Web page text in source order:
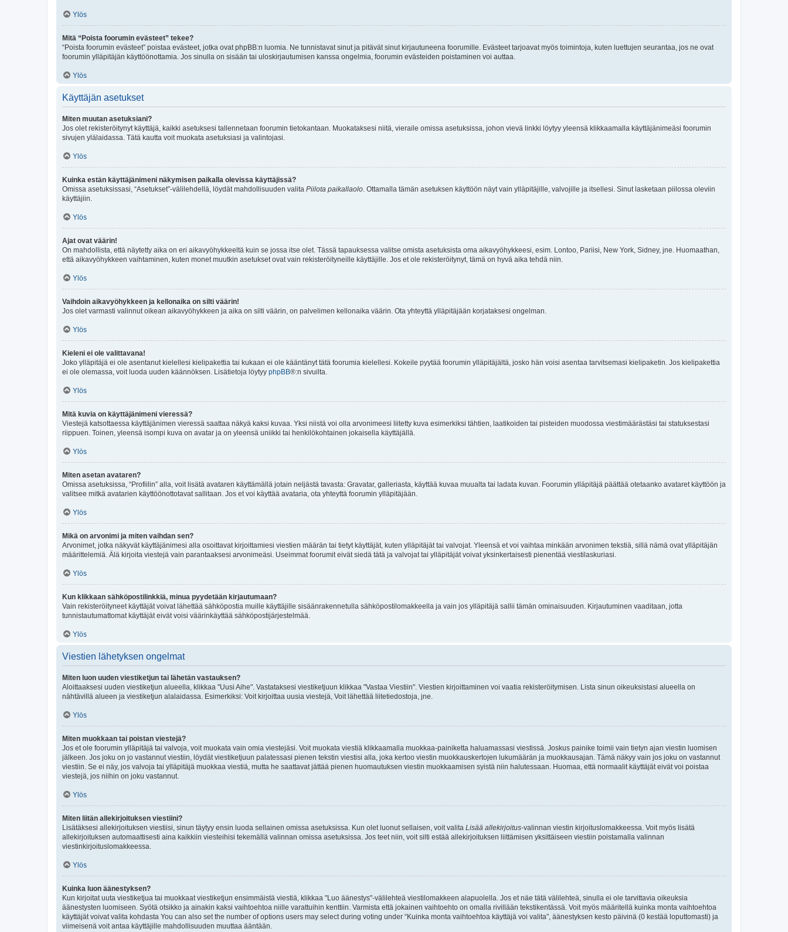
Ylös
Mitä “Poista foorumin evästeet” tekee?
“Poista foorumin evästeet” poistaa evästeet, jotka ovat phpBB:n luomia. Ne tunnistavat sinut ja pitävät sinut kirjautuneena foorumille. Evästeet tarjoavat myös toimintoja, kuten luettujen seurantaa, jos ne ovat
foorumin ylläpitäjän käyttöönottamia. Jos sinulla on sisään tai uloskirjautumisen kanssa ongelmia, foorumin evästeiden poistaminen voi auttaa.
Ylös
Käyttäjän asetukset
Miten muutan asetuksiani?
Jos olet rekisteröitynyt käyttäjä, kaikki asetuksesi tallennetaan foorumin tietokantaan. Muokataksesi niitä, vieraile omissa asetuksissa, johon vievä linkki löytyy yleensä klikkaamalla käyttäjänimeäsi foorumin
sivujen ylälaidassa. Tätä kautta voit muokata asetuksiasi ja valintojasi.
Ylös
Kuinka estän käyttäjänimeni näkymisen paikalla olevissa käyttäjissä?
Omissa asetuksissasi, “Asetukset”-välilehdellä, löydät mahdollisuuden valita Piilota paikallaolo. Ottamalla tämän asetuksen käyttöön näyt vain ylläpitäjille, valvojille ja itsellesi. Sinut lasketaan piilossa oleviin
käyttäjiin.
Ylös
Ajat ovat väärin!
On mahdollista, että näytetty aika on eri aikavyöhykkeeltä kuin se jossa itse olet. Tässä tapauksessa valitse omista asetuksista oma aikavyöhykkeesi, esim. Lontoo, Pariisi, New York, Sidney, jne. Huomaathan,
että aikavyöhykkeen vaihtaminen, kuten monet muutkin asetukset ovat vain rekisteröityneille käyttäjille. Jos et ole rekisteröitynyt, tämä on hyvä aika tehdä niin.
Ylös
Vaihdoin aikavyöhykkeen ja kellonaika on silti väärin!
Jos olet varmasti valinnut oikean aikavyöhykkeen ja aika on silti väärin, on palvelimen kellonaika väärin. Ota yhteyttä ylläpitäjään korjataksesi ongelman.
Ylös
Kieleni ei ole valittavana!
Joko ylläpitäjä ei ole asentanut kielellesi kielipakettia tai kukaan ei ole kääntänyt tätä foorumia kielellesi. Kokeile pyytää foorumin ylläpitäjältä, josko hän voisi asentaa tarvitsemasi kielipaketin. Jos kielipakettia
ei ole olemassa, voit luoda uuden käännöksen. Lisätietoja löytyy phpBB®:n sivuilta.
Ylös
Mitä kuvia on käyttäjänimeni vieressä?
Viestejä katsottaessa käyttäjänimen vieressä saattaa näkyä kaksi kuvaa. Yksi niistä voi olla arvonimeesi liitetty kuva esimerkiksi tähtien, laatikoiden tai pisteiden muodossa viestimäärästäsi tai statuksestasi
riippuen. Toinen, yleensä isompi kuva on avatar ja on yleensä uniikki tai henkilökohtainen jokaisella käyttäjällä.
Ylös
Miten asetan avataren?
Omissa asetuksissa, “Profiilin” alla, voit lisätä avataren käyttämällä jotain neljästä tavasta: Gravatar, galleriasta, käyttää kuvaa muualta tai ladata kuvan. Foorumin ylläpitäjä päättää otetaanko avataret käyttöön ja
valitsee mitkä avatarien käyttöönottotavat sallitaan. Jos et voi käyttää avataria, ota yhteyttä foorumin ylläpitäjään.
Ylös
Mikä on arvonimi ja miten vaihdan sen?
Arvonimet, jotka näkyvät käyttäjänimesi alla osoittavat kirjoittamiesi viestien määrän tai tietyt käyttäjät, kuten ylläpitäjät tai valvojat. Yleensä et voi vaihtaa minkään arvonimen tekstiä, sillä nämä ovat ylläpitäjän
määrittelemiä. Älä kirjoita viestejä vain parantaaksesi arvonimeäsi. Useimmat foorumit eivät siedä tätä ja valvojat tai ylläpitäjät voivat yksinkertaisesti pienentää viestilaskuriasi.
Ylös
Kun klikkaan sähköpostilinkkiä, minua pyydetään kirjautumaan?
Vain rekisteröityneet käyttäjät voivat lähettää sähköpostia muille käyttäjille sisäänrakennetulla sähköpostilomakkeella ja vain jos ylläpitäjä sallii tämän ominaisuuden. Kirjautuminen vaaditaan, jotta
tunnistautumattomat käyttäjät eivät voisi väärinkäyttää sähköpostijärjestelmää.
Ylös
Viestien lähetyksen ongelmat
Miten luon uuden viestiketjun tai lähetän vastauksen?
Aloittaaksesi uuden viestiketjun alueella, klikkaa "Uusi Aihe". Vastataksesi viestiketjuun klikkaa "Vastaa Viestiin". Viestien kirjoittaminen voi vaatia rekisteröitymisen. Lista sinun oikeuksistasi alueella on
nähtävillä alueen ja viestiketjun alalaidassa. Esimerkiksi: Voit kirjoittaa uusia viestejä, Voit lähettää liitetiedostoja, jne.
Ylös
Miten muokkaan tai poistan viestejä?
Jos et ole foorumin ylläpitäjä tai valvoja, voit muokata vain omia viestejäsi. Voit muokata viestiä klikkaamalla muokkaa-painiketta haluamassasi viestissä. Joskus painike toimii vain tietyn ajan viestin luomisen
jälkeen. Jos joku on jo vastannut viestiin, löydät viestiketjuun palatessasi pienen tekstin viestisi alla, joka kertoo viestin muokkauskertojen lukumäärän ja muokkausajan. Tämä näkyy vain jos joku on vastannut
viestiin. Se ei näy, jos valvoja tai ylläpitäjä muokkaa viestiä, mutta he saattavat jättää pienen huomautuksen viestin muokkaamisen syistä niin halutessaan. Huomaa, että normaalit käyttäjät eivät voi poistaa
viestejä, jos niihin on joku vastannut.
Ylös
Miten liitän allekirjoituksen viestiini?
Lisätäksesi allekirjoituksen viestiisi, sinun täytyy ensin luoda sellainen omissa asetuksissa. Kun olet luonut sellaisen, voit valita Lisää allekirjoitus-valinnan viestin kirjoituslomakkeessa. Voit myös lisätä
allekirjoituksen automaattisesti aina kaikkiin viesteihisi tekemällä valinnan omissa asetuksissa. Jos teet niin, voit silti estää allekirjoituksen liittämisen yksittäiseen viestiin poistamalla valinnan
viestinkirjoituslomakkeessa.
Ylös
Kuinka luon äänestyksen?
Kun kirjoitat uuta viestiketjua tai muokkaat viestiketjun ensimmäistä viestiä, klikkaa "Luo äänestys"-välilehteä viestilomakkeen alapuolella. Jos et näe tätä välilehteä, sinulla ei ole tarvittavia oikeuksia
äänestysten luomiseen. Syötä otsikko ja ainakin kaksi vaihtoehtoa niille varattuihin kenttiin. Varmista että jokainen vaihtoehto on omalla rivillään tekstikentässä. Voit myös määritellä kuinka monta vaihtoehtoa
käyttäjät voivat valita kohdasta You can also set the number of options users may select during voting under “Kuinka monta vaihtoehtoa käyttäjä voi valita”, äänestyksen kesto päivinä (0 kestää loputtomasti) ja
viimeisenä voit antaa käyttäjille mahdollisuuden muuttaa ääntään.